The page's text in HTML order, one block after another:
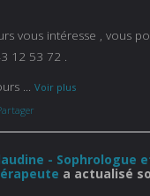
vous intéresse , vous
12 53 72 .
... Voir plus
- Sophrologue
a actualisé